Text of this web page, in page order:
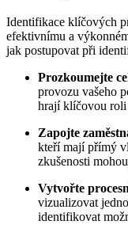
Identifikace klíčových
efektivnímu a
jak postupovat při
Prozkoumejte
provozu vašeho
hrají klíčovou roli
Zapojte
kteří mají přímý
zkušenosti
Vytvořte
vizualizovat
identifikovat